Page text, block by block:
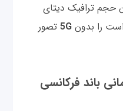
حجم ترافیک دیتای
است را بدون5G تصور
باند فرکانسی